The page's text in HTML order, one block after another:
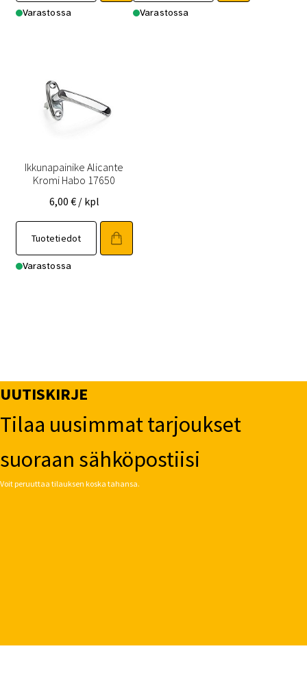
Varastossa Varastossa
Ikkunapainike Alicante
Kromi Habo 17650
6,00 € / kpl
Tuotetiedot
Varastossa
UUTISKIRJE
Tilaa uusimmat tarjoukset
suoraan sähköpostiisi
Voit peruuttaa tilauksen koska tahansa.